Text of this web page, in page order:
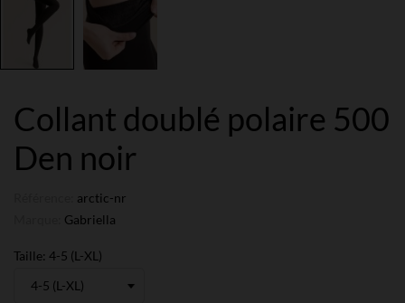
Collant doublé polaire 500
Den noir
arctic-nr
Gabriella
Taille: 4-5 (L-XL)